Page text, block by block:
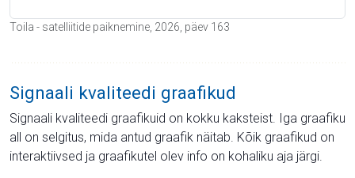
Toila - satelliitide paiknemine, 2026, päev 163
Signaali kvaliteedi graafikud
Signaali kvaliteedi graafikuid on kokku kaksteist. Iga graafiku
all on selgitus, mida antud graafik näitab. Kõik graafikud on
interaktiivsed ja graafikutel olev info on kohaliku aja järgi.